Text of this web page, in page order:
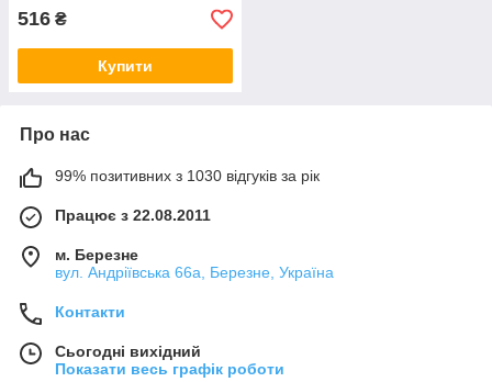
516 ₴
Купити
Про нас
99% позитивних з 1030 відгуків за рік
Працює з 22.08.2011
м. Березне
вул. Андріївська 66а, Березне, Україна
Контакти
Сьогодні вихідний
Показати весь графік роботи